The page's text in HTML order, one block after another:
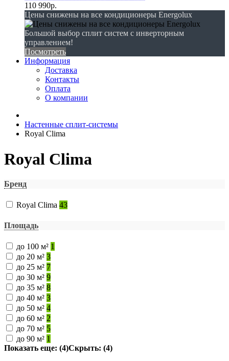
110 990р.
Цены снижены на все кондиционеры Energolux
Большой выбор сплит систем с инверторным
управлением!
Посмотреть
Информация
Доставка
Контакты
Оплата
О компании
Настенные сплит-системы
Royal Clima
Royal Clima
Бренд
Royal Clima 43
Площадь
до 100 м² 1
до 20 м² 3
до 25 м² 7
до 30 м² 9
до 35 м² 8
до 40 м² 3
до 50 м² 4
до 60 м² 2
до 70 м² 5
до 90 м² 1
Показать еще: (4)Скрыть: (4)